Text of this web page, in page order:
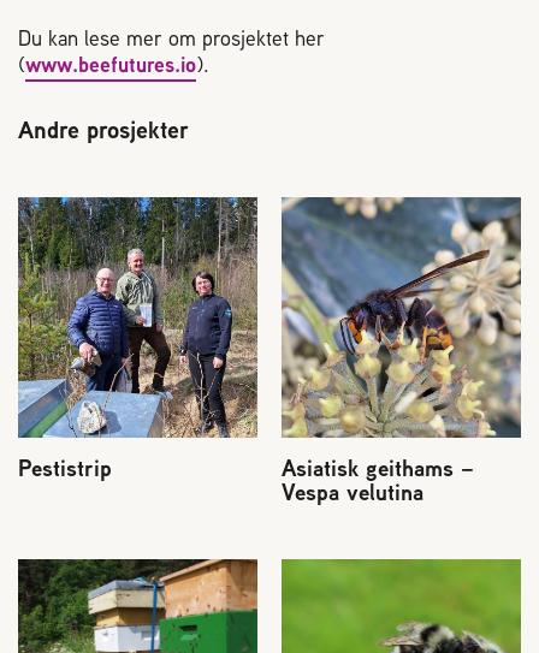
Sykdom hos bier
Norges Birøkterlags standpunkt
Min side (Rubic)
Dampsagveien 14
2004 Lillestrøm
post@norbi.no
Du kan lese mer om prosjektet her
(www.beefutures.io).
Andre prosjekter
Pestistrip Asiatisk geithams –
Vespa velutina